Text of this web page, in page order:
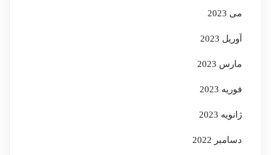
می 2023
آوریل 2023
مارس 2023
فوریه 2023
ژانویه 2023
دسامبر 2022